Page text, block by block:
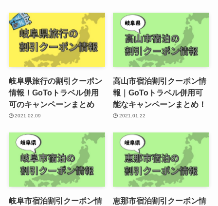
岐阜県旅行の割引クーポン
情報！GoToトラベル併用
可のキャンペーンまとめ
2021.02.09
高山市宿泊割引クーポン情
報｜GoToトラベル併用可
能なキャンペーンまとめ！
2021.01.22
岐阜市宿泊割引クーポン情
恵那市宿泊割引クーポン情